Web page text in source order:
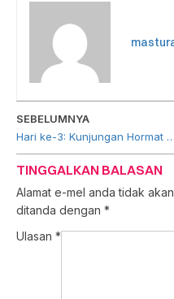
SEBELUMNYA
Hari ke-3: Kunjungan Hormat Delegasi PUNB ke Lahore Chamber of Commerce & Industries (LCCI)
TINGGALKAN BALASAN
Alamat e-mel anda tidak
ditanda dengan *
Ulasan *